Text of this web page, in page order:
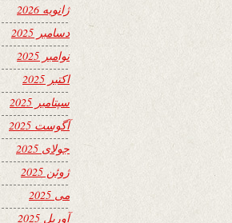
ژانویه 2026
دسامبر 2025
نوامبر 2025
اکتبر 2025
سپتامبر 2025
آگوست 2025
جولای 2025
ژوئن 2025
می 2025
آوریل 2025